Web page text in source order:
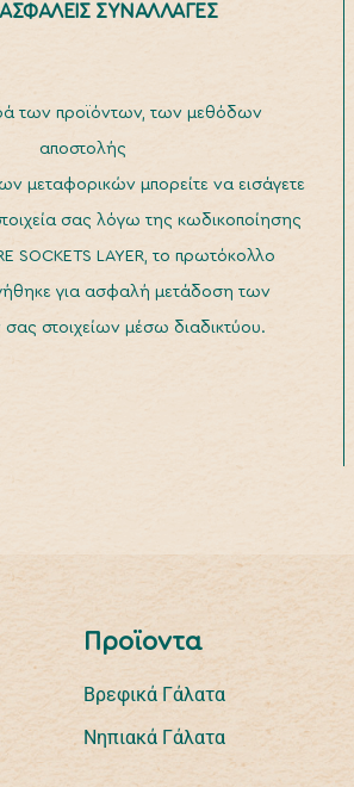
ΑΣΦΑΛΕΙΣ ΣΥΝΑΛΛΑΓΕΣ
των προϊόντων, των μεθόδων
αποστολής
μεταφορικών μπορείτε να εισάγετε
σας λόγω της κωδικοποίησης
SOCKETS LAYER, το πρωτόκολλο
για ασφαλή μετάδοση των
στοιχείων μέσω διαδικτύου.
Προϊοντα
Βρεφικά Γάλατα
Νηπιακά Γάλατα